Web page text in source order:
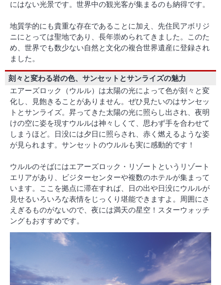
にはない光景です。世界中の観光客が集まるのも納得です。
地質学的にも貴重な存在であることに加え、先住民アボリジ
ニにとっては聖地であり、長年崇められてきました。このた
め、世界でも数少ない自然と文化の複合世界遺産に登録され
ました。
刻々と変わる岩の色、サンセットとサンライズの魅力
エアーズロック（ウルル）は太陽の光によって色が刻々と変
化し、見飽きることがありません。ぜひ見たいのはサンセッ
トとサンライズ。昇ってきた太陽の光に照らし出され、夜明
けの空に姿を現すウルルは神々しくて、思わず手を合わせて
しまうほど。日没には夕日に照らされ、赤く燃えるような姿
が見られます。サンセットのウルルも実に感動的です！
ウルルのそばにはエアーズロック・リゾートというリゾート
エリアがあり、ビジターセンターや複数のホテルが集まって
います。ここを拠点に滞在すれば、日の出や日没にウルルが
見せるいろいろな表情をじっくり堪能できますよ。周囲にさ
えぎるものがないので、夜には満天の星空！スターウォッチ
ングもおすすめです。